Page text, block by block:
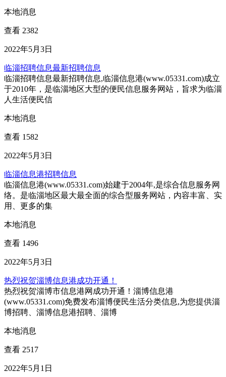
本地消息
查看 2382
2022年5月3日
临淄招聘信息最新招聘信息
临淄招聘信息最新招聘信息,临淄信息港(www.05331.com)成立
于2010年，是临淄地区大型的便民信息服务网站，旨求为临淄
人生活便民信
本地消息
查看 1582
2022年5月3日
临淄信息港招聘信息
临淄信息港(www.05331.com)始建于2004年,是综合信息服务网
络。是临淄地区最大最全面的综合型服务网站，内容丰富、实
用、更多的集
本地消息
查看 1496
2022年5月3日
热烈祝贺淄博信息港成功开通！
热烈祝贺淄博市信息港网成功开通！淄博信息港
(www.05331.com)免费发布淄博便民生活分类信息,为您提供淄
博招聘、淄博信息港招聘、淄博
本地消息
查看 2517
2022年5月1日